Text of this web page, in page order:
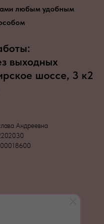
любым удобным
выходных
шоссе, 3 к2
Андреевна